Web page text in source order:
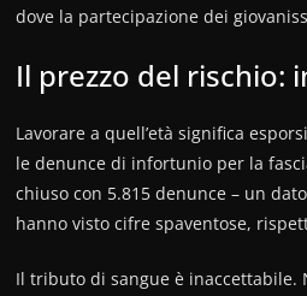
dove la partecipazione dei
Il prezzo del rischio:
Lavorare a quell’età significa
le denunce di infortunio per la
chiuso con 5.815 denunce – un
hanno visto cifre spaventose,
Il tributo di sangue è inaccettabile.